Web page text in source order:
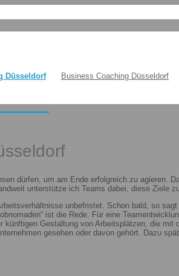
Düsseldorf Business Coaching Düsseldorf
dürfen, um am Ende erfolgreich zu agieren.
unterstütze ich Teams dabei, diese Ziele
unbefristet. Schon bald, so
ist die Rede. Für eine
Gestaltung von Arbeitsplätzen, die mit
gesehen oder davon gehört. Dazu